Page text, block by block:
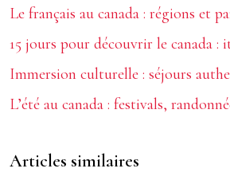
Le français au canada : régions et
15 jours pour découvrir le canada :
Immersion culturelle : séjours
L’été au canada : festivals,
Articles similaires